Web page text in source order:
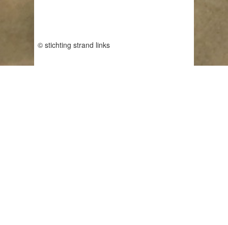
© stichting strand links